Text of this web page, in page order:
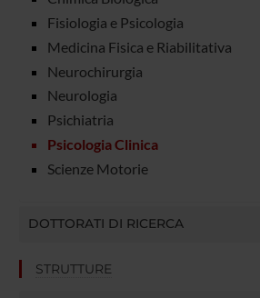
Fisiologia e Psicologia
Medicina Fisica e Riabilitativa
Neurochirurgia
Neurologia
Psichiatria
Psicologia Clinica
Scienze Motorie
DOTTORATI DI RICERCA
STRUTTURE